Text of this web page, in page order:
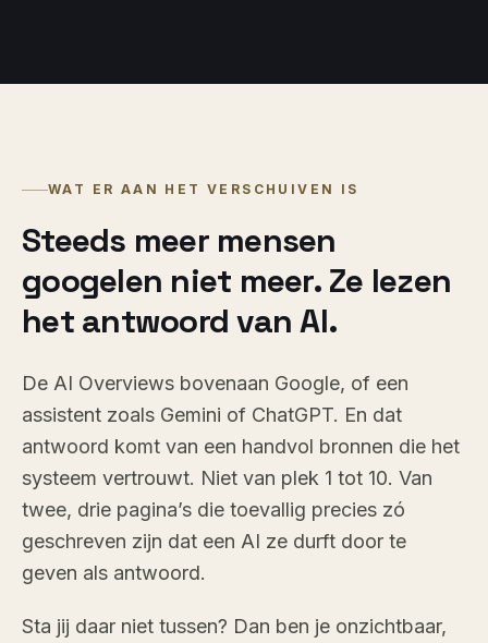
WAT ER AAN HET VERSCHUIVEN IS
Steeds meer mensen
googelen niet meer. Ze lezen
het antwoord van AI.
De AI Overviews bovenaan Google, of een
assistent zoals Gemini of ChatGPT. En dat
antwoord komt van een handvol bronnen die het
systeem vertrouwt. Niet van plek 1 tot 10. Van
twee, drie pagina’s die toevallig precies zó
geschreven zijn dat een AI ze durft door te
geven als antwoord.
Sta jij daar niet tussen? Dan ben je onzichtbaar,